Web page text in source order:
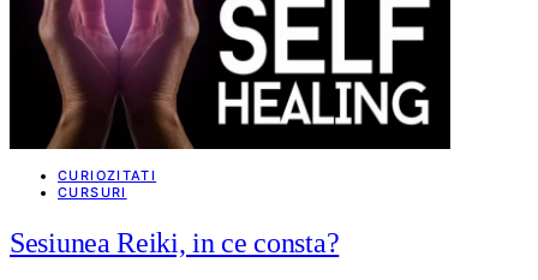
CURIOZITATI
CURSURI
Sesiunea Reiki, in ce consta?